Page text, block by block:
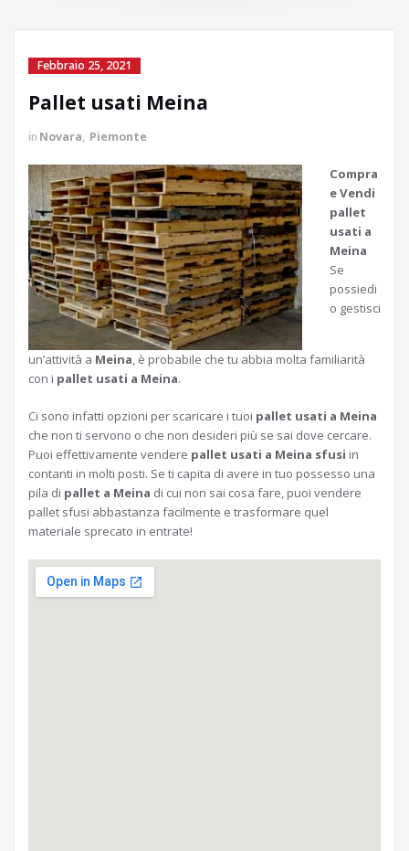
Febbraio 25, 2021
Pallet usati Meina
in Novara, Piemonte
Compra
e Vendi
pallet
usati a
Meina
Se
possiedi
o gestisci
un’attività a Meina, è probabile che tu abbia molta familiarità
con i pallet usati a Meina.
Ci sono infatti opzioni per scaricare i tuoi pallet usati a Meina
che non ti servono o che non desideri più se sai dove cercare.
Puoi effettivamente vendere pallet usati a Meina sfusi in
contanti in molti posti. Se ti capita di avere in tuo possesso una
pila di pallet a Meina di cui non sai cosa fare, puoi vendere
pallet sfusi abbastanza facilmente e trasformare quel
materiale sprecato in entrate!